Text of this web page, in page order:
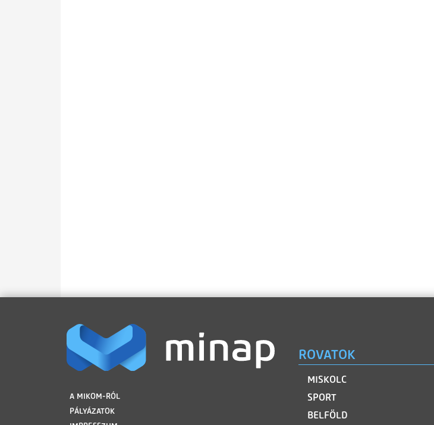
LÁBLÉC
A MIKOM-RÓL
PÁLYÁZATOK
ROVATOK
MISKOLC
SPORT
BELFÖLD